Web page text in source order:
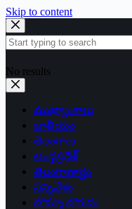
Skip to content
No results
ముఖ్యాంశాలు
జాతీయం
తెలంగాణ
ఆంధ్రప్రదేశ్
తెలంగాణార్థం
సన్నివేశం
బొమ్మా బొరుసు